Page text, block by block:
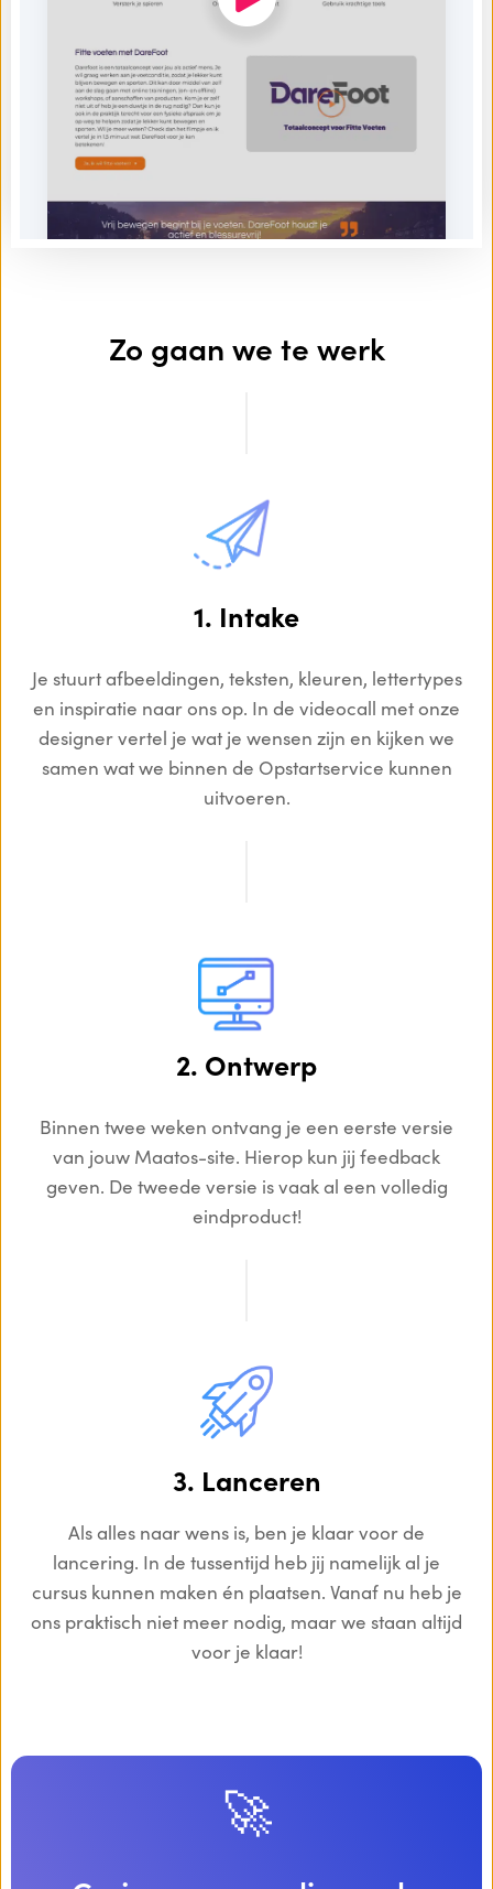
Zo gaan we te werk
1. Intake
Je stuurt afbeeldingen, teksten, kleuren, lettertypes
en inspiratie naar ons op. In de videocall met onze
designer vertel je wat je wensen zijn en kijken we
samen wat we binnen de Opstartservice kunnen
uitvoeren.
2. Ontwerp
Binnen twee weken ontvang je een eerste versie
van jouw Maatos-site. Hierop kun jij feedback
geven. De tweede versie is vaak al een volledig
eindproduct!
3. Lanceren
Als alles naar wens is, ben je klaar voor de
lancering. In de tussentijd heb jij namelijk al je
cursus kunnen maken én plaatsen. Vanaf nu heb je
ons praktisch niet meer nodig, maar we staan altijd
voor je klaar!
🚀